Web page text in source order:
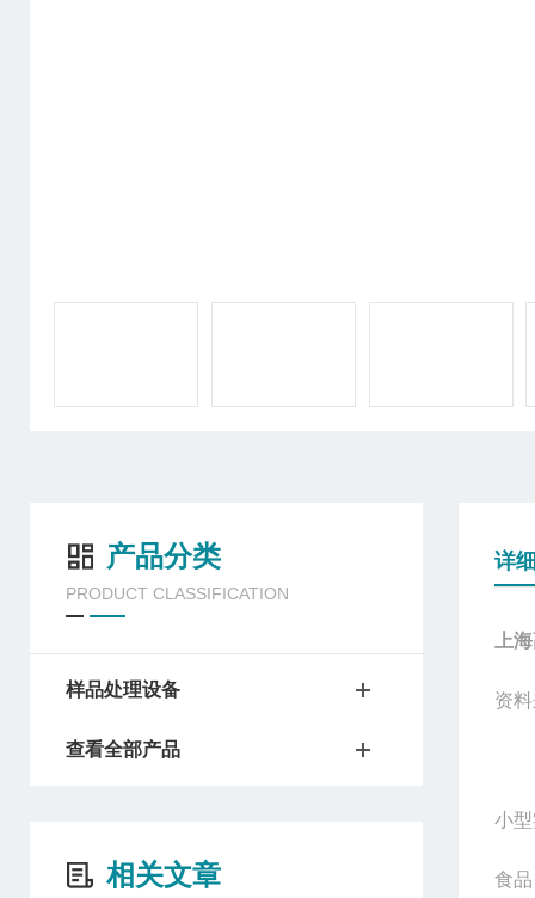
产品分类
PRODUCT CLASSIFICATION
样品处理设备
查看全部产品
相关文章
详
上
资
小
食